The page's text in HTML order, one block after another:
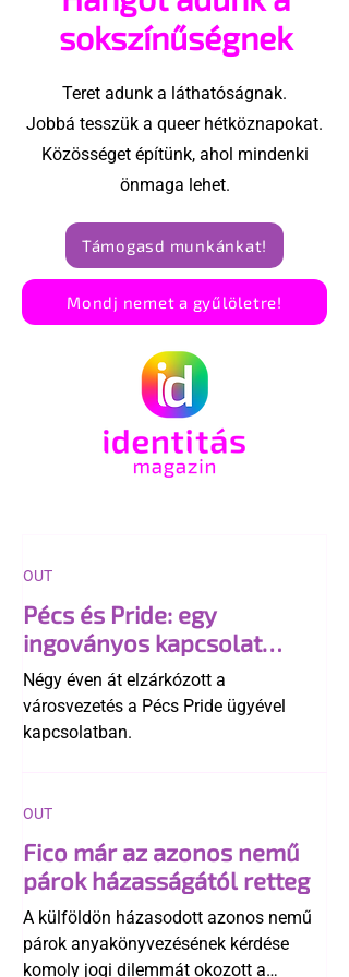
sokszínűségnek
Teret adunk a láthatóságnak.
Jobbá tesszük a queer hétköznapokat.
Közösséget építünk, ahol mindenki
önmaga lehet.
Támogasd munkánkat!
Mondj nemet a gyűlöletre!
Pécs és Pride: egy
ingoványos kapcsolat
története
Négy éven át elzárkózott a
városvezetés a Pécs Pride ügyével
kapcsolatban.
OUT
Fico már az azonos nemű
párok házasságától retteg
A külföldön házasodott azonos nemű
párok anyakönyvezésének kérdése
komoly jogi dilemmát okozott a
OUT